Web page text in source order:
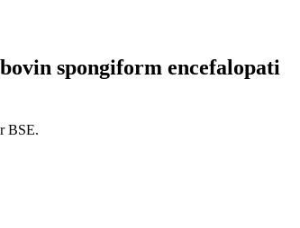
spongiform encefalopati
BSE.